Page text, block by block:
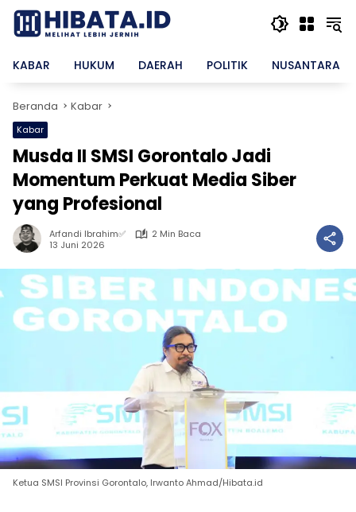
Langsung
konten
KABAR
HUKUM DAERAH POLITIK NUSANTARA
Beranda Kabar
Kabar
Musda II SMSI Gorontalo Jadi
Momentum Perkuat Media Siber
yang Profesional
Arfandi Ibrahim✅
2 Min Baca
13 Juni 2026
Ketua SMSI Provinsi Gorontalo, Irwanto Ahmad/Hibata.id